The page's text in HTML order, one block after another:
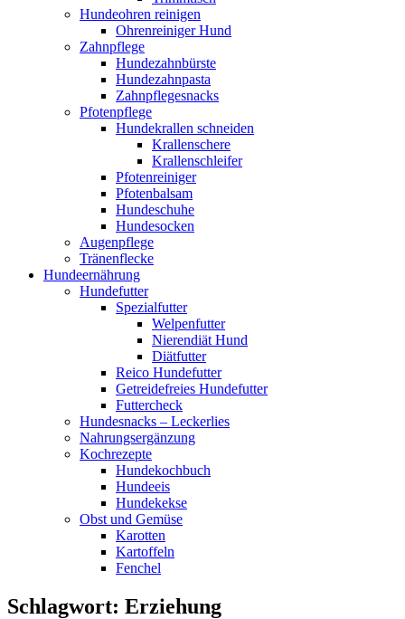
Hundeohren reinigen
Ohrenreiniger Hund
Zahnpflege
Hundezahnbürste
Hundezahnpasta
Zahnpflegesnacks
Pfotenpflege
Hundekrallen schneiden
Krallenschere
Krallenschleifer
Pfotenreiniger
Pfotenbalsam
Hundeschuhe
Hundesocken
Augenpflege
Tränenflecke
Hundeernährung
Hundefutter
Spezialfutter
Welpenfutter
Nierendiät Hund
Diätfutter
Reico Hundefutter
Getreidefreies Hundefutter
Futtercheck
Hundesnacks – Leckerlies
Nahrungsergänzung
Kochrezepte
Hundekochbuch
Hundeeis
Hundekekse
Obst und Gemüse
Karotten
Kartoffeln
Fenchel
Schlagwort: Erziehung